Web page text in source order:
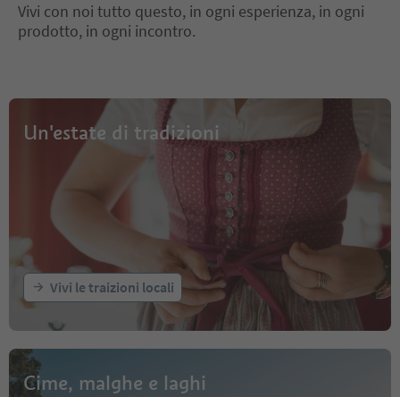
Vivi con noi tutto questo, in ogni esperienza, in ogni
prodotto, in ogni incontro.
Un'estate di tradizioni
Vivi le traizioni locali
Cime, malghe e laghi